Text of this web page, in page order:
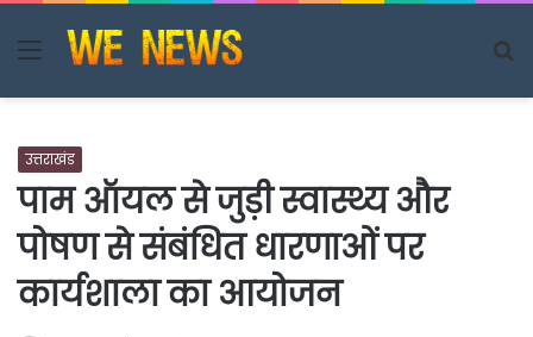
Menu
उत्तराखंड
पाम ऑयल से जुड़ी स्वास्थ्य और
पोषण से संबंधित धारणाओं पर
कार्यशाला का आयोजन